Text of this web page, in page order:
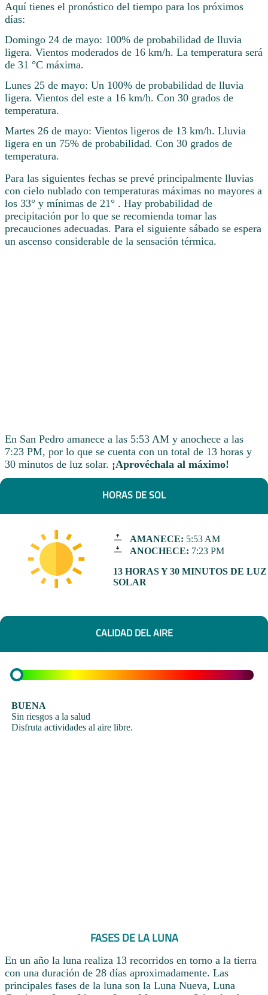
Aquí tienes el pronóstico del tiempo para los próximos
días:
Domingo 24 de mayo: 100% de probabilidad de lluvia
ligera. Vientos moderados de 16 km/h. La temperatura será
de 31 °C máxima.
Lunes 25 de mayo: Un 100% de probabilidad de lluvia
ligera. Vientos del este a 16 km/h. Con 30 grados de
temperatura.
Martes 26 de mayo: Vientos ligeros de 13 km/h. Lluvia
ligera en un 75% de probabilidad. Con 30 grados de
temperatura.
Para las siguientes fechas se prevé principalmente lluvias
con cielo nublado con temperaturas máximas no mayores a
los 33° y mínimas de 21° . Hay probabilidad de
precipitación por lo que se recomienda tomar las
precauciones adecuadas. Para el siguiente sábado se espera
un ascenso considerable de la sensación térmica.
En San Pedro amanece a las 5:53 AM y anochece a las
7:23 PM, por lo que se cuenta con un total de 13 horas y
30 minutos de luz solar. ¡Aprovéchala al máximo!
HORAS DE SOL
AMANECE: 5:53 AM
ANOCHECE: 7:23 PM
13 HORAS Y 30 MINUTOS DE LUZ
SOLAR
CALIDAD DEL AIRE
BUENA
Sin riesgos a la salud
Disfruta actividades al aire libre.
FASES DE LA LUNA
En un año la luna realiza 13 recorridos en torno a la tierra
con una duración de 28 días aproximadamente. Las
principales fases de la luna son la Luna Nueva, Luna